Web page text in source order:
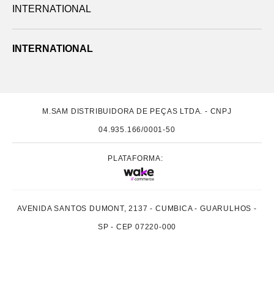
INTERNATIONAL
INTERNATIONAL
M.SAM DISTRIBUIDORA DE PEÇAS LTDA. - CNPJ
04.935.166/0001-50
PLATAFORMA:
AVENIDA SANTOS DUMONT, 2137 - CUMBICA - GUARULHOS -
SP - CEP 07220-000